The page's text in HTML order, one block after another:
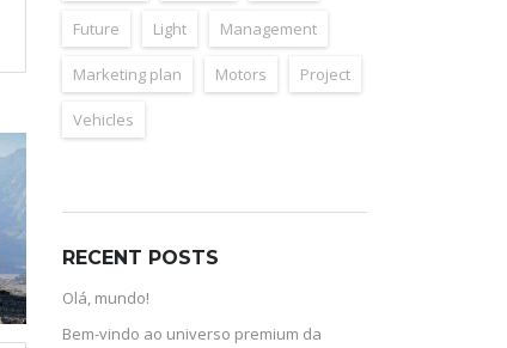
Future Light Management
Marketing plan Motors Project
Vehicles
RECENT POSTS
Olá, mundo!
Bem-vindo ao universo premium da